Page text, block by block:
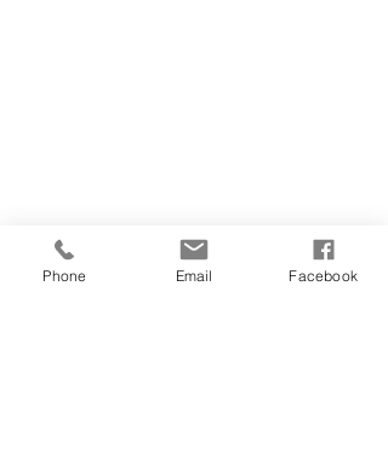
Phone Email Facebook